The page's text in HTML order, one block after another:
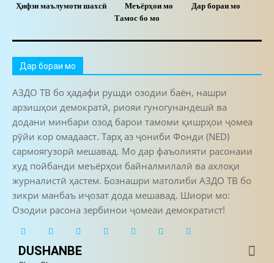
Ҳифзи маълумоти шахсӣ Меъёрҳои мо
Дар бораи мо
Тамос бо мо
Дар бораи мо
АЗДО ТВ бо ҳадафи рушди озодии баён, нашри
арзишҳои демократӣ, риояи гуногунандешӣ ва
додани минбари озод барои тамоми қишрҳои ҷомеа
рӯйи кор омадааст. Тарҳ аз ҷониби Фонди (NED)
сармоягузорӣ мешавад. Мо дар фаъолияти расонаии
худ пойбанди меъёрҳои байналмилалӣ ва ахлоқи
журналистӣ ҳастем. Бознашри матолиби АЗДО ТВ бо
зикри манбаъ иҷозат дода мешавад. Шиори мо:
Озодии расона зербинои ҷомеаи демократист!
DUSHANBE